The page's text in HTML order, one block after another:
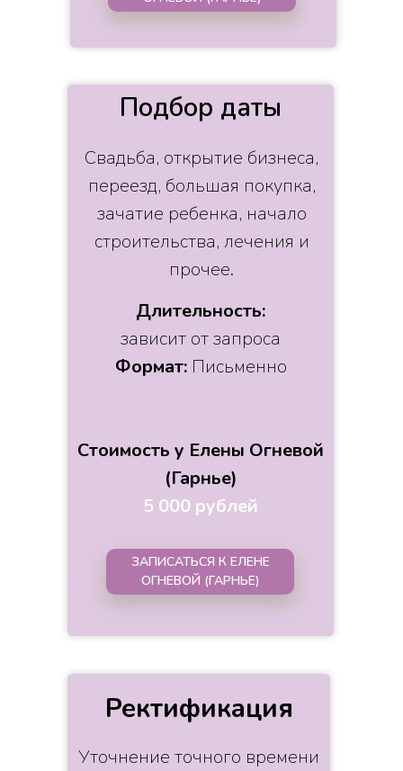
ЗАПИСАТЬСЯ К ЕЛЕНЕ
ОГНЕВОЙ (ГАРНЬЕ)
Подбор даты
Ректификация
Длительность:
зависит от запроса
Формат: Письменно
Стоимость у Елены Огневой
(Гарнье)
5 000 рублей
Уточнение точного времени
Свадьба, открытие бизнеса,
переезд, большая покупка,
зачатие ребенка, начало
строительства, лечения и
прочее.